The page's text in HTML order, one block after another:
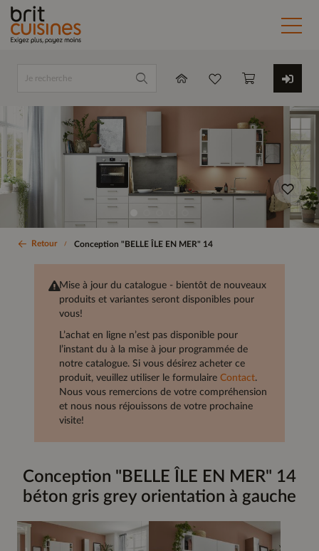
Retour Conception "BELLE ÎLE EN MER" 14
Mise à jour du catalogue - bientôt de nouveaux
produits et variantes seront disponibles pour
vous!
L’achat en ligne n’est pas disponible pour
l’instant du à la mise à jour programmée de
notre catalogue. Si vous désirez acheter ce
produit, veuillez utiliser le formulaire Contact.
Nous vous remercions de votre compréhension
et nous nous réjouissons de votre prochaine
visite!
Conception "BELLE ÎLE EN MER" 14
béton gris grey orientation à gauche